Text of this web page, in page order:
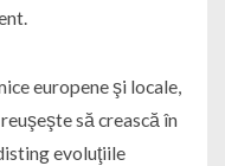
europene şi locale,
să crească în
evoluţiile